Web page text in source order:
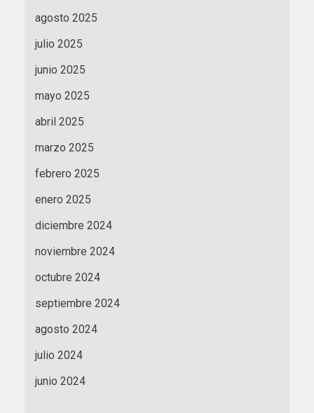
agosto 2025
julio 2025
junio 2025
mayo 2025
abril 2025
marzo 2025
febrero 2025
enero 2025
diciembre 2024
noviembre 2024
octubre 2024
septiembre 2024
agosto 2024
julio 2024
junio 2024